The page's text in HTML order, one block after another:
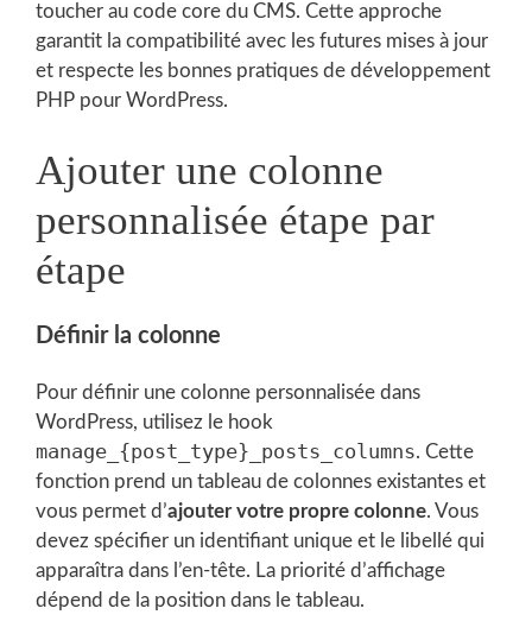
toucher au code core du CMS. Cette approche
garantit la compatibilité avec les futures mises à jour
et respecte les bonnes pratiques de développement
PHP pour WordPress.
Ajouter une colonne
personnalisée étape par
étape
Définir la colonne
Pour définir une colonne personnalisée dans
WordPress, utilisez le hook
manage_{post_type}_posts_columns. Cette
fonction prend un tableau de colonnes existantes et
vous permet d’ajouter votre propre colonne. Vous
devez spécifier un identifiant unique et le libellé qui
apparaîtra dans l’en-tête. La priorité d’affichage
dépend de la position dans le tableau.